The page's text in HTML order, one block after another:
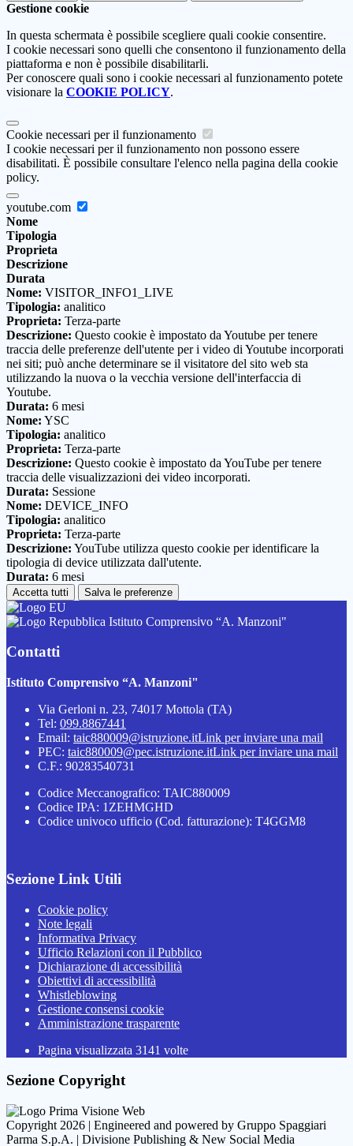
Gestione cookie
In questa schermata è possibile scegliere quali cookie consentire.
I cookie necessari sono quelli che consentono il funzionamento della
piattaforma e non è possibile disabilitarli.
Per conoscere quali sono i cookie necessari al funzionamento potete
visionare la COOKIE POLICY.
Cookie necessari per il funzionamento
I cookie necessari per il funzionamento non possono essere
disabilitati. È possibile consultare l'elenco nella pagina della cookie
policy.
youtube.com
Nome
Tipologia
Proprieta
Descrizione
Durata
Nome: VISITOR_INFO1_LIVE
Tipologia: analitico
Proprieta: Terza-parte
Descrizione: Questo cookie è impostato da Youtube per tenere
traccia delle preferenze dell'utente per i video di Youtube incorporati
nei siti; può anche determinare se il visitatore del sito web sta
utilizzando la nuova o la vecchia versione dell'interfaccia di
Youtube.
Durata: 6 mesi
Nome: YSC
Tipologia: analitico
Proprieta: Terza-parte
Descrizione: Questo cookie è impostato da YouTube per tenere
traccia delle visualizzazioni dei video incorporati.
Durata: Sessione
Nome: DEVICE_INFO
Tipologia: analitico
Proprieta: Terza-parte
Descrizione: YouTube utilizza questo cookie per identificare la
tipologia di device utilizzata dall'utente.
Durata: 6 mesi
Accetta tutti Salva le preferenze
Istituto Comprensivo “A. Manzoni"
Contatti
Istituto Comprensivo “A. Manzoni"
Via Gerloni n. 23, 74017 Mottola (TA)
Tel: 099.8867441
Email: taic880009@istruzione.itLink per inviare una mail
PEC: taic880009@pec.istruzione.itLink per inviare una mail
C.F.: 90283540731
Codice Meccanografico: TAIC880009
Codice IPA: 1ZEHMGHD
Codice univoco ufficio (Cod. fatturazione): T4GGM8
Sezione Link Utili
Cookie policy
Note legali
Informativa Privacy
Ufficio Relazioni con il Pubblico
Dichiarazione di accessibilità
Obiettivi di accessibilità
Whistleblowing
Gestione consensi cookie
Amministrazione trasparente
Pagina visualizzata 3141 volte
Sezione Copyright
Copyright 2026 | Engineered and powered by Gruppo Spaggiari
Parma S.p.A. | Divisione Publishing & New Social Media